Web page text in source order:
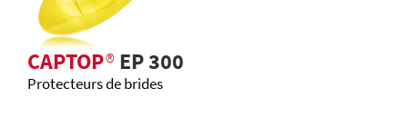
CAPTOP®EP 300
Protecteurs de brides